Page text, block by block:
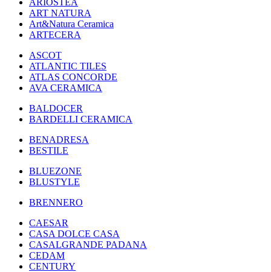
ARIOSTEA
ART NATURA
Art&Natura Ceramica
ARTECERA
ASCOT
ATLANTIC TILES
ATLAS CONCORDE
AVA CERAMICA
BALDOCER
BARDELLI CERAMICA
BENADRESA
BESTILE
BLUEZONE
BLUSTYLE
BRENNERO
CAESAR
CASA DOLCE CASA
CASALGRANDE PADANA
CEDAM
CENTURY